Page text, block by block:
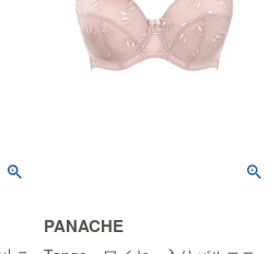
PANACHE